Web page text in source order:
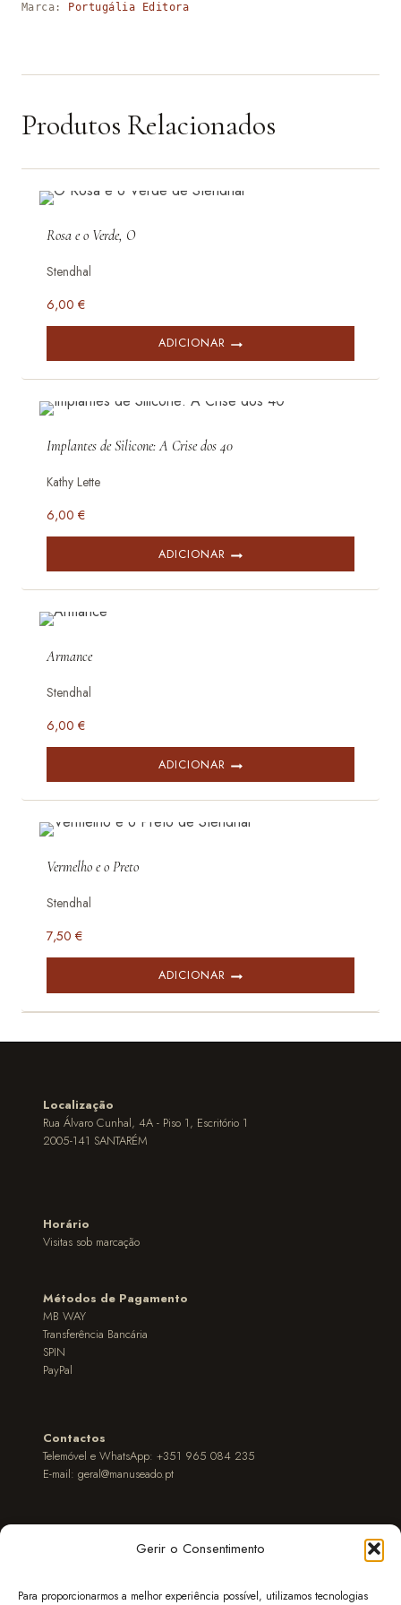
Gerir o Consentimento
Para proporcionarmos a melhor experiência possível, utilizamos tecnologias
Marca: Portugália Editora
Produtos Relacionados
Rosa e o Verde, O
Stendhal
6,00 €
ADICIONAR
Implantes de Silicone: A Crise dos 40
Kathy Lette
6,00 €
ADICIONAR
Armance
Stendhal
6,00 €
ADICIONAR
Vermelho e o Preto
Stendhal
7,50 €
ADICIONAR
Localização
Rua Álvaro Cunhal, 4A - Piso 1, Escritório 1
2005-141 SANTARÉM
Horário
Visitas sob marcação
Métodos de Pagamento
MB WAY
Transferência Bancária
SPIN
PayPal
Contactos
Telemóvel e WhatsApp: +351 965 084 235
E-mail: geral@manuseado.pt
POLÍTICA DE PRIVACIDADE
EXPEDIÇÃO